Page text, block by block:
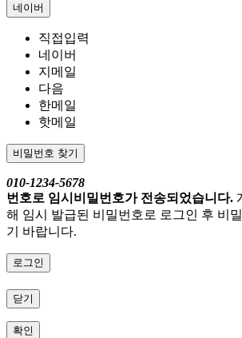
네이버
직접입력
네이버
지메일
다음
한메일
핫메일
비밀번호 찾기
010-1234-5678
번호로 임시비밀번호가 전송되었습니다.
해 임시 발급된 비밀번호로 로그인 후 비
기 바랍니다.
로그인
닫기
확인